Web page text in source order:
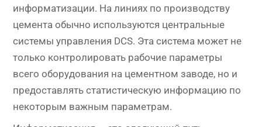
информатизации. На линиях по производству
цемента обычно используются центральные
системы управления DCS. Эта система может не
только контролировать рабочие параметры
всего оборудования на цементном заводе, но и
предоставлять статистическую информацию по
некоторым важным параметрам.